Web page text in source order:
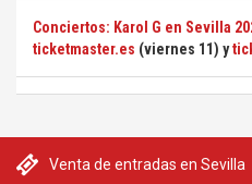
Venta de entradas en Sevilla
Conciertos: Karol G en Sevilla
ticketmaster.es (viernes 11) y